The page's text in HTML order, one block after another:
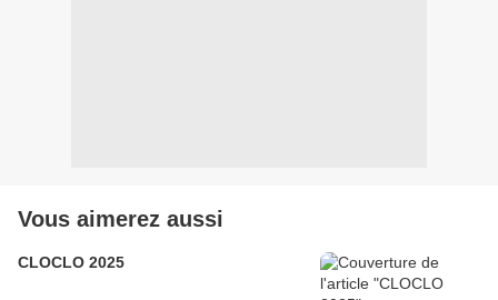
Vous aimerez aussi
CLOCLO 2025